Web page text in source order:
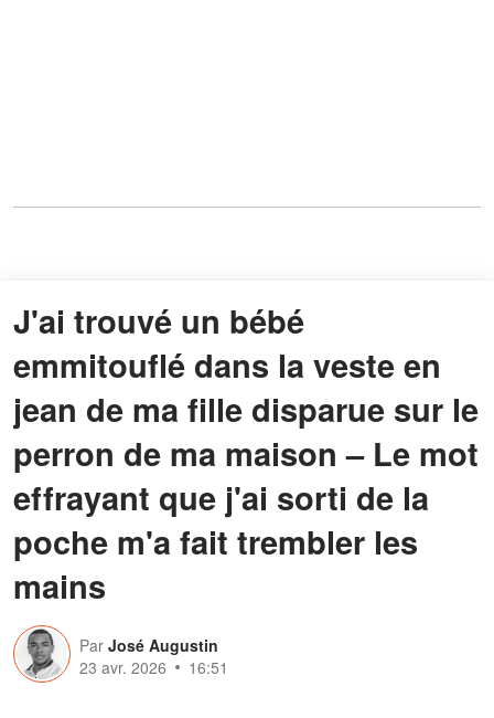
J'ai trouvé un bébé
emmitouflé dans la veste en
jean de ma fille disparue sur le
perron de ma maison – Le mot
effrayant que j'ai sorti de la
poche m'a fait trembler les
mains
Par José Augustin
23 avr. 2026
16:51